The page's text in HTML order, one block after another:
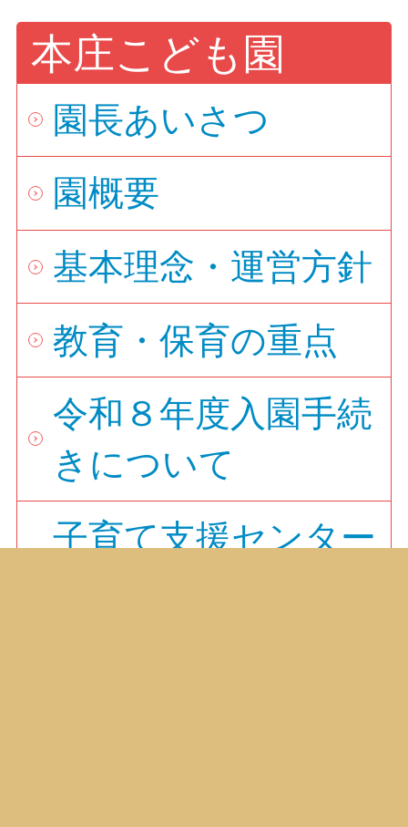
本庄こども園
園長あいさつ
園概要
基本理念・運営方針
教育・保育の重点
令和８年度入園手続
きについて
子育て支援センター